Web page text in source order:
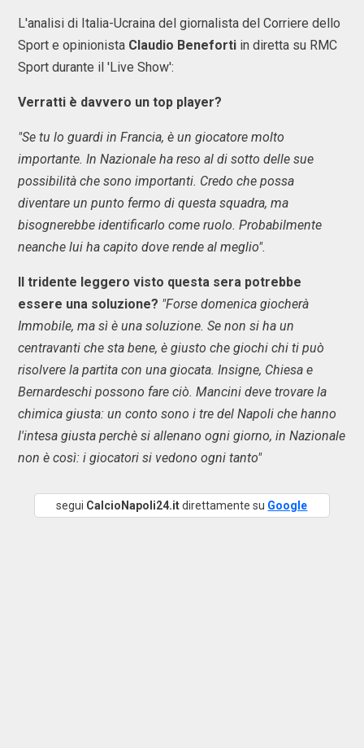
L'analisi di Italia-Ucraina del giornalista del Corriere dello
Sport e opinionista Claudio Beneforti in diretta su RMC
Sport durante il 'Live Show':
Verratti è davvero un top player?
"Se tu lo guardi in Francia, è un giocatore molto
importante. In Nazionale ha reso al di sotto delle sue
possibilità che sono importanti. Credo che possa
diventare un punto fermo di questa squadra, ma
bisognerebbe identificarlo come ruolo. Probabilmente
neanche lui ha capito dove rende al meglio".
Il tridente leggero visto questa sera potrebbe
essere una soluzione? "Forse domenica giocherà
Immobile, ma sì è una soluzione. Se non si ha un
centravanti che sta bene, è giusto che giochi chi ti può
risolvere la partita con una giocata. Insigne, Chiesa e
Bernardeschi possono fare ciò. Mancini deve trovare la
chimica giusta: un conto sono i tre del Napoli che hanno
l'intesa giusta perchè si allenano ogni giorno, in Nazionale
non è così: i giocatori si vedono ogni tanto"
segui CalcioNapoli24.itdirettamente su Google